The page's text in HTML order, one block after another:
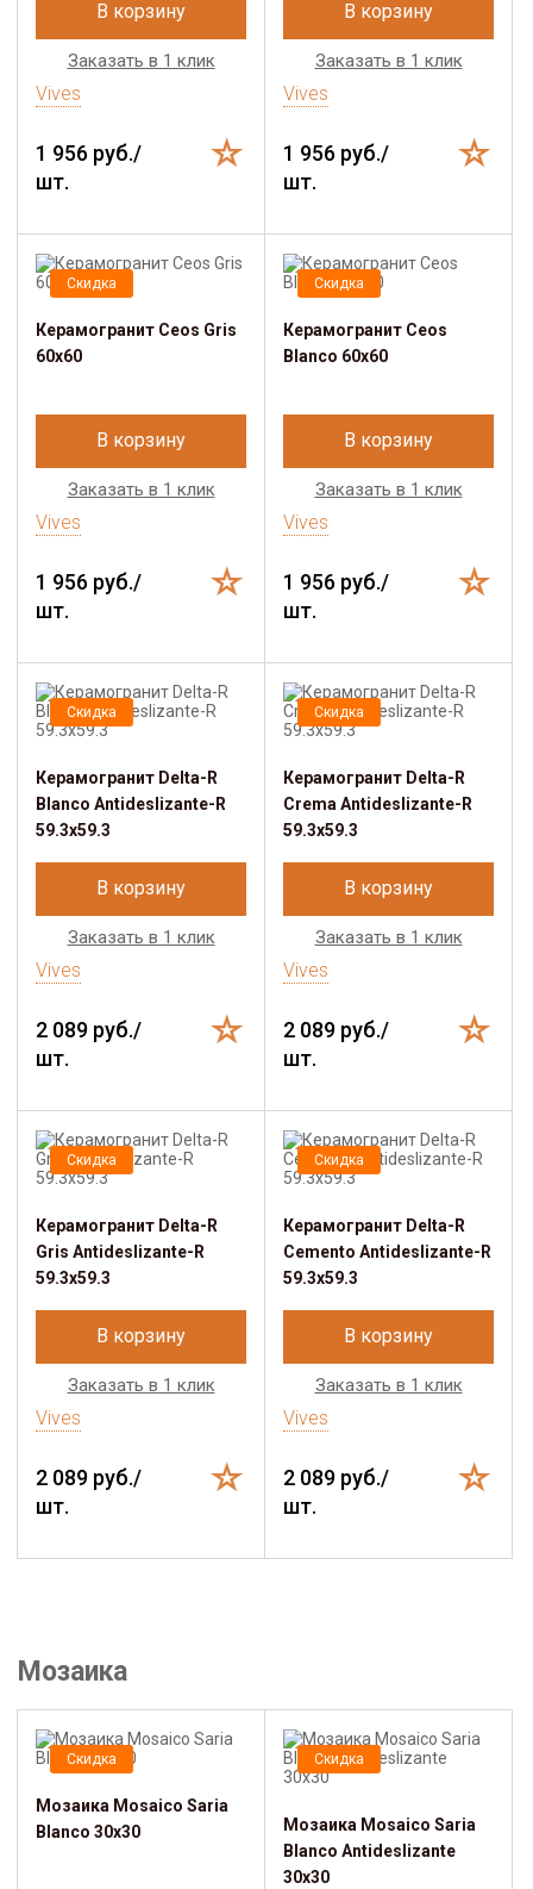
В корзину
Заказать в 1 клик
Vives
1 956 руб./
шт.
В корзину
Заказать в 1 клик
Vives
1 956 руб./
шт.
Скидка
Керамогранит Ceos Gris
60x60
В корзину
Заказать в 1 клик
Vives
1 956 руб./
шт.
Скидка
Керамогранит Ceos
Blanco 60x60
В корзину
Заказать в 1 клик
Vives
1 956 руб./
шт.
Скидка
Керамогранит Delta-R
Blanco Antideslizante-R
59.3x59.3
В корзину
Заказать в 1 клик
Vives
2 089 руб./
шт.
Скидка
Керамогранит Delta-R
Crema Antideslizante-R
59.3x59.3
В корзину
Заказать в 1 клик
Vives
2 089 руб./
шт.
Скидка
Керамогранит Delta-R
Gris Antideslizante-R
59.3x59.3
В корзину
Заказать в 1 клик
Vives
2 089 руб./
шт.
Скидка
Керамогранит Delta-R
Cemento Antideslizante-R
59.3x59.3
В корзину
Заказать в 1 клик
Vives
2 089 руб./
шт.
Мозаика
Скидка
Мозаика Mosaico Saria
Blanco 30x30
Скидка
Мозаика Mosaico Saria
Blanco Antideslizante
30x30